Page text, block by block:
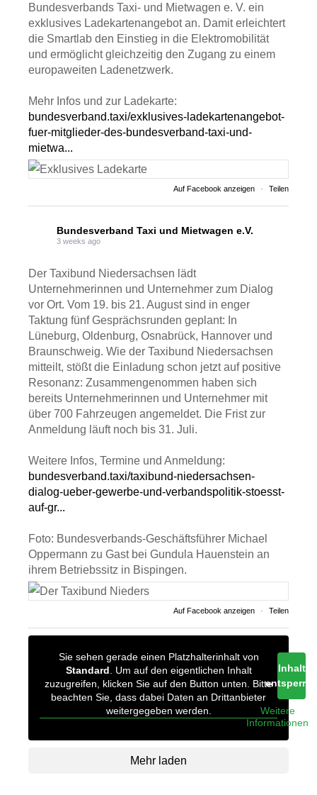
Bundesverbands Taxi- und Mietwagen e. V. ein
exklusives Ladekartenangebot an. Damit erleichtert
die Smartlab den Einstieg in die Elektromobilität
und ermöglicht gleichzeitig den Zugang zu einem
europaweiten Ladenetzwerk.
Mehr Infos und zur Ladekarte:
bundesverband.taxi/exklusives-ladekartenangebot-
fuer-mitglieder-des-bundesverband-taxi-und-
mietwa...
Auf Facebook anzeigen · Teilen
Bundesverband Taxi und Mietwagen e.V.
3 weeks ago
Der Taxibund Niedersachsen lädt
Unternehmerinnen und Unternehmer zum Dialog
vor Ort. Vom 19. bis 21. August sind in enger
Taktung fünf Gesprächsrunden geplant: In
Lüneburg, Oldenburg, Osnabrück, Hannover und
Braunschweig. Wie der Taxibund Niedersachsen
mitteilt, stößt die Einladung schon jetzt auf positive
Resonanz: Zusammengenommen haben sich
bereits Unternehmerinnen und Unternehmer mit
über 700 Fahrzeugen angemeldet. Die Frist zur
Anmeldung läuft noch bis 31. Juli.
Weitere Infos, Termine und Anmeldung:
bundesverband.taxi/taxibund-niedersachsen-
dialog-ueber-gewerbe-und-verbandspolitik-stoesst-
auf-gr...
Foto: Bundesverbands-Geschäftsführer Michael
Oppermann zu Gast bei Gundula Hauenstein an
ihrem Betriebssitz in Bispingen.
Auf Facebook anzeigen · Teilen
Sie sehen gerade einen Platzhalterinhalt von
Standard . Um auf den eigentlichen Inhalt
zuzugreifen, klicken Sie auf den Button unten. Bitte
beachten Sie, dass dabei Daten an Drittanbieter
weitergegeben werden.
Inhalt
entsperren
Weitere
Informationen
Mehr laden